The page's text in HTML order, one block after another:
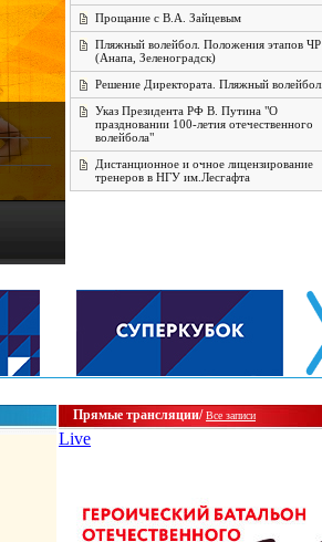
Прощание с В.А. Зайцевым
Пляжный волейбол. Положения этапов ЧР
(Анапа, Зеленоградск)
Решение Директората. Пляжный волейбол.
Указ Президента РФ В. Путина "О
праздновании 100-летия отечественного
волейбола"
Дистанционное и очное лицензирование
тренеров в НГУ им.Лесгафта
Прямые трансляции/Все записи
Live